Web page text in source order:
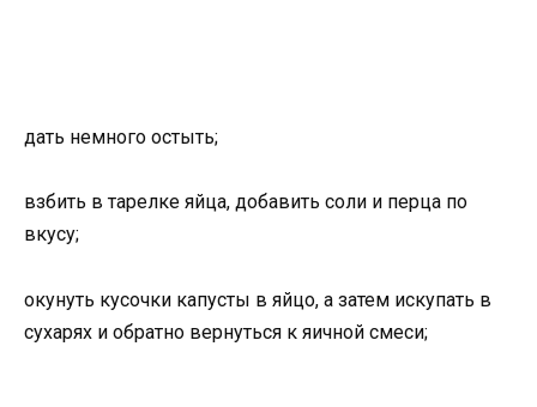
дать немного остыть;
взбить в тарелке яйца, добавить соли и перца по
вкусу;
окунуть кусочки капусты в яйцо, а затем искупать в
сухарях и обратно вернуться к яичной смеси;